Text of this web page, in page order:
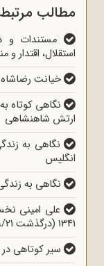
مطالب مرتبط
مستندات و
استقلال، اقتدار
خیانت
نگاهی کوتاه
ارتش شاهنشاهی
نگاهی به
انگلیس
نگاهی به
1341 (درگذشت 1371/9/21)
سیر کوتاهی